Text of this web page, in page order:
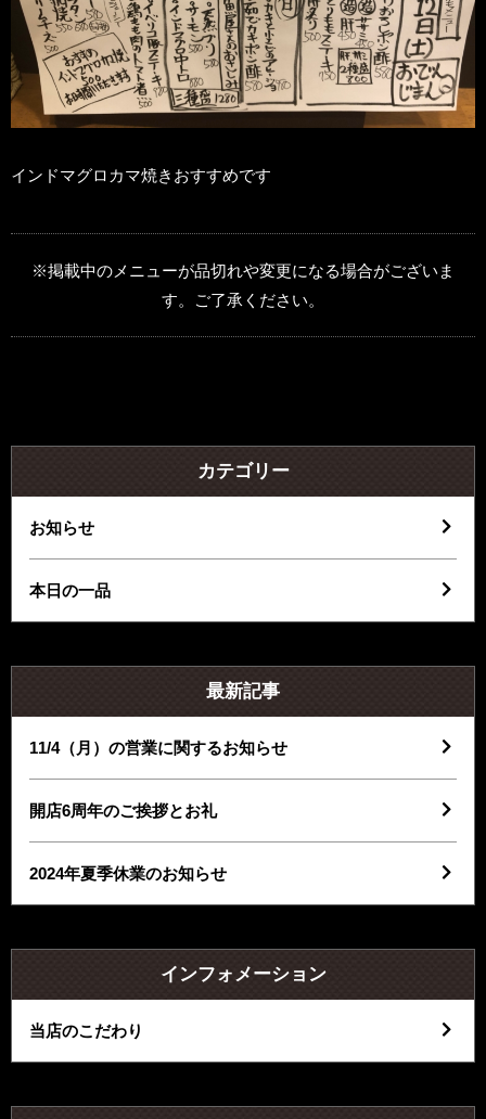
インドマグロカマ焼きおすすめです
※掲載中のメニューが品切れや変更になる場合がございま
す。ご了承ください。
カテゴリー
お知らせ
本日の一品
最新記事
11/4（月）の営業に関するお知らせ
開店6周年のご挨拶とお礼
2024年夏季休業のお知らせ
インフォメーション
当店のこだわり